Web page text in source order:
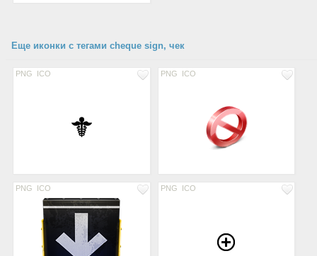
Еще иконки с тегами cheque sign, чек
PNG ICO PNG ICO
PNG ICO PNG ICO